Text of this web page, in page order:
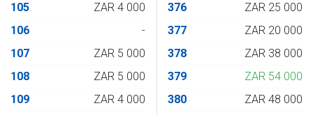
105
ZAR 4 000
106
-
107
ZAR 5 000
108
ZAR 5 000
109
ZAR 4 000
376
ZAR 25 000
377
ZAR 20 000
378
ZAR 38 000
379
ZAR 54 000
380
ZAR 48 000